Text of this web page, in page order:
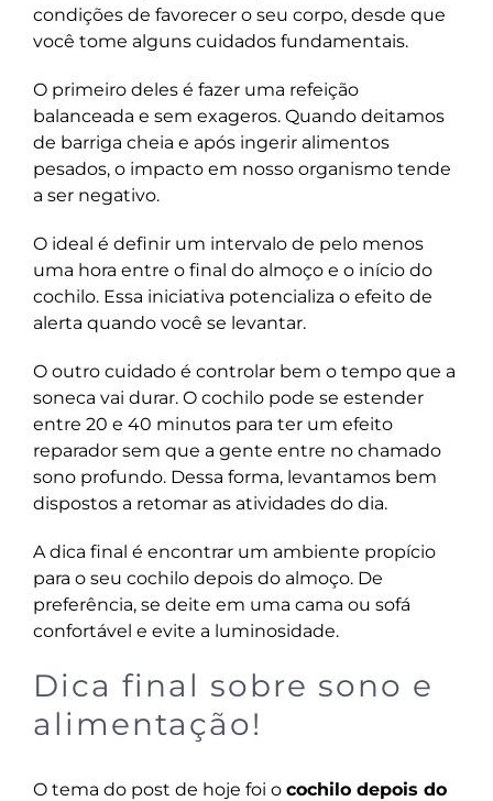
condições de favorecer o seu corpo, desde que
você tome alguns cuidados fundamentais.
O primeiro deles é fazer uma refeição
balanceada e sem exageros. Quando deitamos
de barriga cheia e após ingerir alimentos
pesados, o impacto em nosso organismo tende
a ser negativo.
O ideal é definir um intervalo de pelo menos
uma hora entre o final do almoço e o início do
cochilo. Essa iniciativa potencializa o efeito de
alerta quando você se levantar.
O outro cuidado é controlar bem o tempo que a
soneca vai durar. O cochilo pode se estender
entre 20 e 40 minutos para ter um efeito
reparador sem que a gente entre no chamado
sono profundo. Dessa forma, levantamos bem
dispostos a retomar as atividades do dia.
A dica final é encontrar um ambiente propício
para o seu cochilo depois do almoço. De
preferência, se deite em uma cama ou sofá
confortável e evite a luminosidade.
Dica final sobre sono e
alimentação!
O tema do post de hoje foi o cochilo depois do